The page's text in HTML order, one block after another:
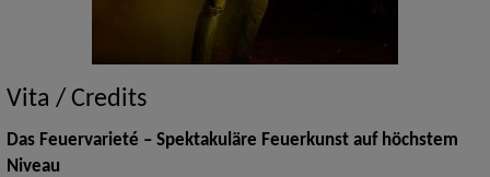
Vita / Credits
Das Feuervarieté – Spektakuläre Feuerkunst auf höchstem
Niveau